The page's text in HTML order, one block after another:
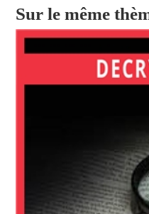
Sur le même